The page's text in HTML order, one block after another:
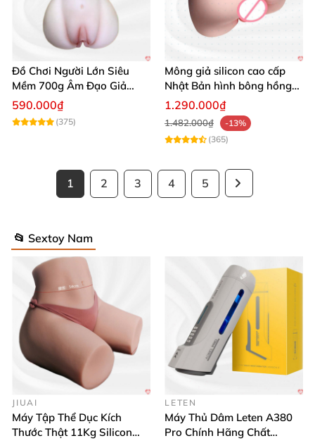
Đồ Chơi Người Lớn Siêu
Mềm 700g Âm Đạo Giả
Silicon Tự Sướng
590.000₫
(375)
Mông giả silicon cao cấp
Nhật Bản hình bông hồng
siêu thực
1.290.000₫
1.482.000₫
-13%
(365)
1 2 3 4 5
📂 Sextoy Nam
JIUAI
Máy Tập Thể Dục Kích
Thước Thật 11Kg Silicon
LETEN
Máy Thủ Dâm Leten A380
Pro Chính Hãng Chất